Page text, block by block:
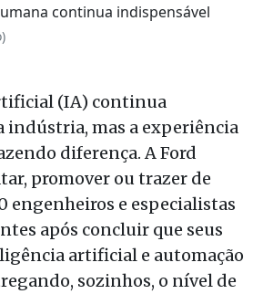
(IA) continua
indústria, mas a experiência
diferença. A Ford
promover ou trazer de
engenheiros e especialistas
após concluir que seus
artificial e automação
sozinhos, o nível de